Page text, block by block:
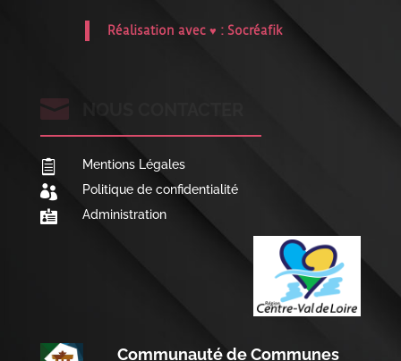
Réalisation avec ♥ : Socréafik

 Mentions Légales
 Politique de confidentialité
 Administration
Communauté de Communes